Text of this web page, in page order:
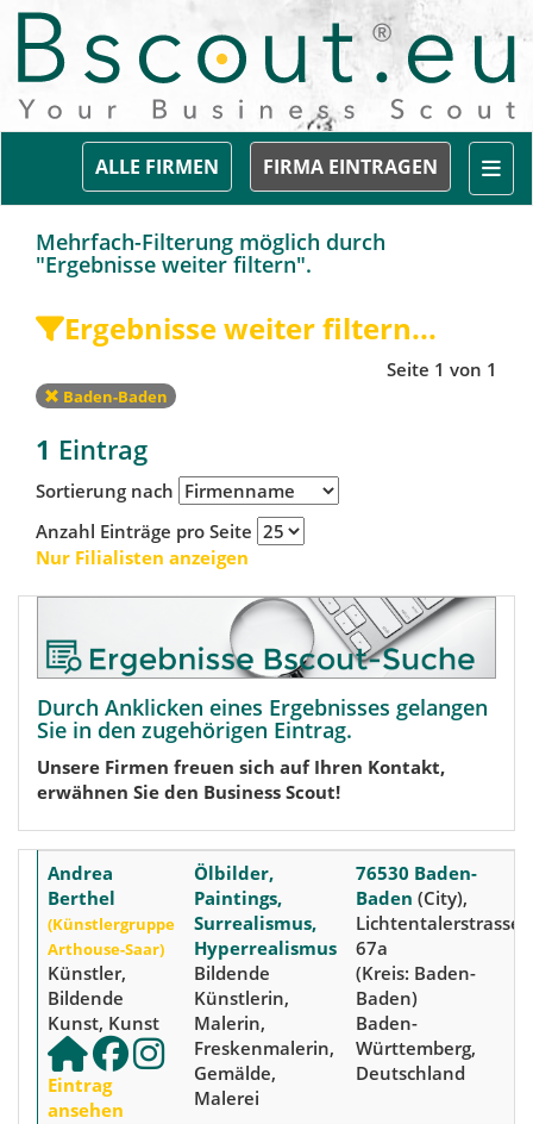
FIRMA EINTRAGEN
ALLE FIRMEN
Mehrfach-Filterung möglich durch
"Ergebnisse weiter filtern".
Ergebnisse weiter filtern...
Seite 1 von 1
Baden-Baden
1 Eintrag
Sortierung nach
Anzahl Einträge pro Seite
Nur Filialisten anzeigen
Durch Anklicken eines Ergebnisses gelangen
Sie in den zugehörigen Eintrag.
Unsere Firmen freuen sich auf Ihren Kontakt,
erwähnen Sie den Business Scout!
Andrea
Berthel
(Künstlergruppe
Arthouse-Saar)
Künstler,
Bildende
Kunst, Kunst
Eintrag
ansehen
Ölbilder,
Paintings,
Surrealismus,
Hyperrealismus
Bildende
Künstlerin,
Malerin,
Freskenmalerin,
Gemälde,
Malerei
76530 Baden-
Baden (City),
Lichtentalerstrasse
67a
(Kreis: Baden-
Baden)
Baden-
Württemberg,
Deutschland